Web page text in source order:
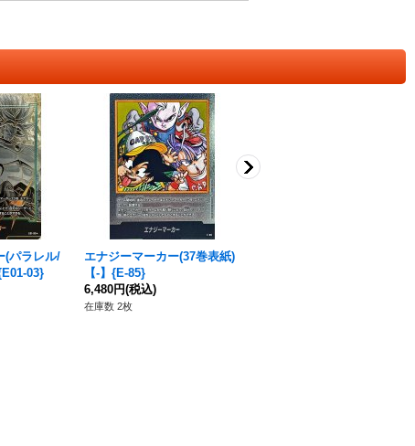
(パラレル/
03}
エナジーマーカー(37巻表紙)
【-】{E-85}
6,480円(税込)
在庫数 2枚